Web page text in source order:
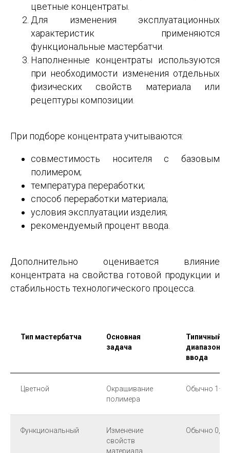
цветные концентраты.
Для изменения эксплуатационных
характеристик применяются
функциональные мастербатчи.
Наполненные концентраты используются
при необходимости изменения отдельных
физических свойств материала или
рецептуры композиции.
При подборе концентрата учитываются:
совместимость носителя с базовым
полимером;
температура переработки;
способ переработки материала;
условия эксплуатации изделия;
рекомендуемый процент ввода.
Дополнительно оценивается влияние
концентрата на свойства готовой продукции и
стабильность технологического процесса.
Тип мастербатча
Основная
задача
Типичный
диапазон
ввода
Цветной
Окрашивание
полимера
Обычно
Функциональный
Изменение
свойств
материала
Обычно